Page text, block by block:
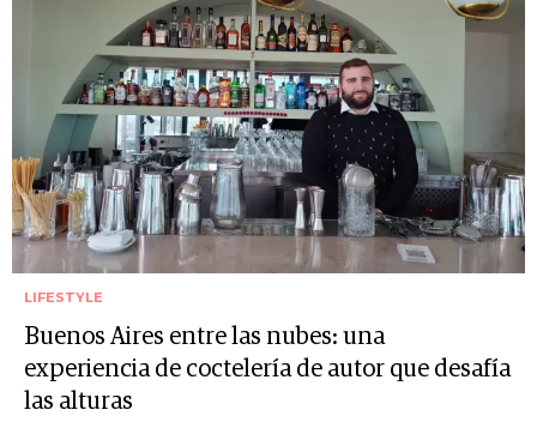
LIFESTYLE
Buenos Aires entre las nubes: una
experiencia de coctelería de autor que desafía
las alturas